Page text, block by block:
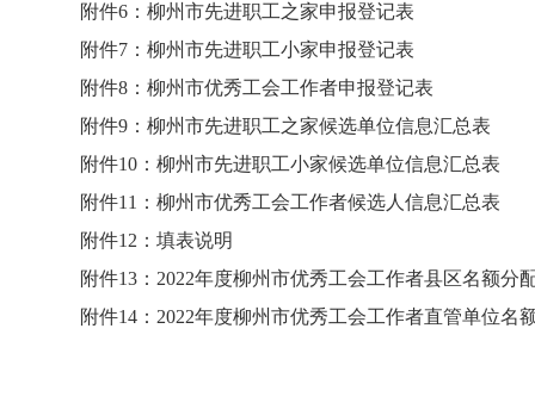
附件6：柳州市先进职工之家申报登记表
附件7：柳州市先进职工小家申报登记表
附件8：柳州市优秀工会工作者申报登记表
附件9：柳州市先进职工之家候选单位信息汇总表
附件10：柳州市先进职工小家候选单位信息汇总表
附件11：柳州市优秀工会工作者候选人信息汇总表
附件12：填表说明
附件13：2022年度柳州市优秀工会工作者县区名额分
附件14：2022年度柳州市优秀工会工作者直管单位名